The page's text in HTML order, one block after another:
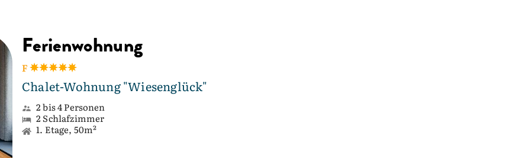
Ferienwohnung
F
Chalet-Wohnung "Wiesenglück"
2 bis 4 Personen
2 Schlafzimmer
1. Etage, 50m²